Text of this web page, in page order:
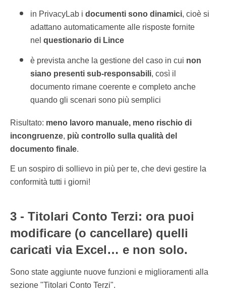
in PrivacyLab i documenti sono dinamici, cioè si
adattano automaticamente alle risposte fornite
nel questionario di Lince
è prevista anche la gestione del caso in cui non
siano presenti sub-responsabili, così il
documento rimane coerente e completo anche
quando gli scenari sono più semplici
Risultato: meno lavoro manuale, meno rischio di
incongruenze, più controllo sulla qualità del
documento finale.
E un sospiro di sollievo in più per te, che devi gestire la
conformità tutti i giorni!
3 - Titolari Conto Terzi: ora puoi
modificare (o cancellare) quelli
caricati via Excel… e non solo.
Sono state aggiunte nuove funzioni e miglioramenti alla
sezione "Titolari Conto Terzi".